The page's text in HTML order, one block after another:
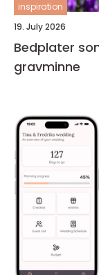
inspiration
19. July 2026
Bedplater
gravminne